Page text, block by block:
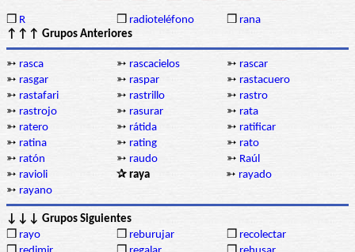
❒ R ❒ radioteléfono ❒ rana
↑↑↑ Grupos Anteriores
➳ rasca ➳ rascacielos ➳ rascar
➳ rasgar ➳ raspar ➳ rastacuero
➳ rastafari ➳ rastrillo ➳ rastro
➳ rastrojo ➳ rasurar ➳ rata
➳ ratero ➳ rátida ➳ ratificar
➳ ratina ➳ rating ➳ rato
➳ ratón ➳ raudo ➳ Raúl
➳ ravioli ✰ raya ➳ rayado
➳ rayano
↓↓↓ Grupos Siguientes
❒ rayo ❒ reburujar ❒ recolectar